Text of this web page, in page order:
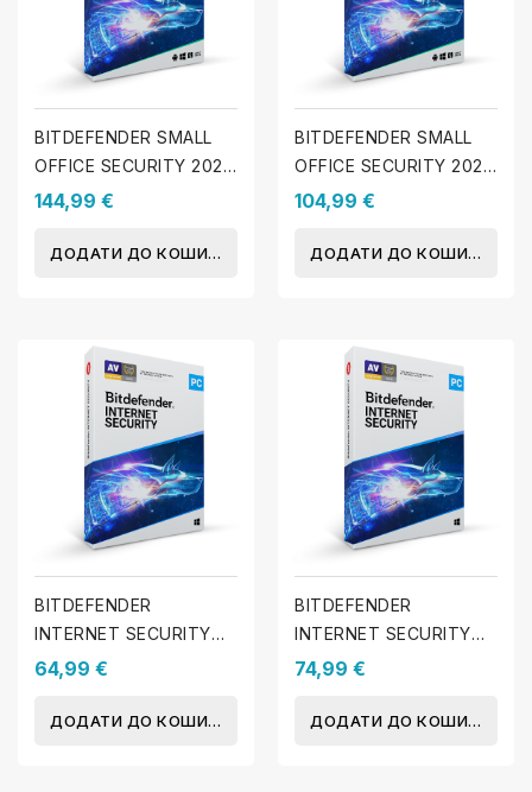
BITDEFENDER SMALL
OFFICE SECURITY 2025
- 10 пристроїв. - 1 рік
144,99 €
ДОДАТИ ДО КОШИКА
BITDEFENDER SMALL
OFFICE SECURITY 2025
- 5 пристроїв. - 1 Рік
104,99 €
ДОДАТИ ДО КОШИКА
BITDEFENDER
INTERNET SECURITY
2025 - Ліцензія - 1 ПК -
64,99 €
ДОДАТИ ДО КОШИКА
BITDEFENDER
INTERNET SECURITY
2025 - Ліцензія - 3 ПК -
74,99 €
ДОДАТИ ДО КОШИКА